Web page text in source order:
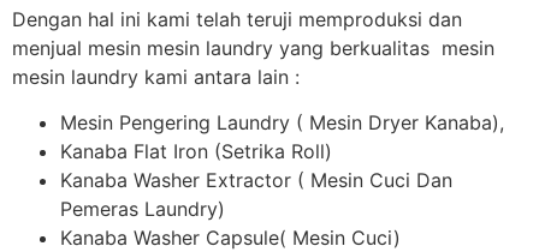
Dengan hal ini kami telah teruji memproduksi dan
menjual mesin mesin laundry yang berkualitas mesin
mesin laundry kami antara lain :
Mesin Pengering Laundry ( Mesin Dryer Kanaba),
Kanaba Flat Iron (Setrika Roll)
Kanaba Washer Extractor ( Mesin Cuci Dan
Pemeras Laundry)
Kanaba Washer Capsule( Mesin Cuci)